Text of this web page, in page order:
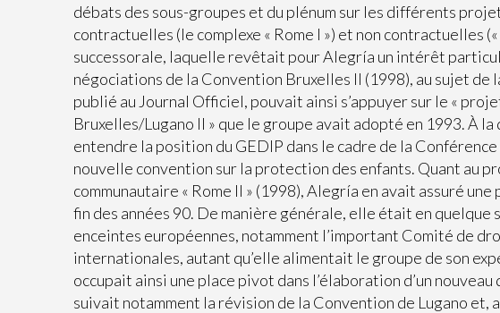
débats des sous-groupes et du plénum sur les différents
contractuelles (le complexe « Rome I ») et non contractuelles
successorale, laquelle revêtait pour Alegría un intérêt
négociations de la Convention Bruxelles II (1998), au sujet
publié au Journal Officiel, pouvait ainsi s’appuyer sur le «
Bruxelles/Lugano II » que le groupe avait adopté en 1993. À
entendre la position du GEDIP dans le cadre de la
nouvelle convention sur la protection des enfants. Quant au
communautaire « Rome II » (1998), Alegría en avait assuré
fin des années 90. De manière générale, elle était en quelque
enceintes européennes, notamment l’important Comité de
internationales, autant qu’elle alimentait le groupe de son
occupait ainsi une place pivot dans l’élaboration d’un
suivait notamment la révision de la Convention de Lugano et,